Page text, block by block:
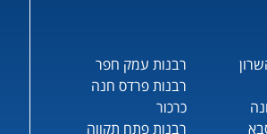
רבנות עמק חפר
רבנות פרדס חנה
כרכור
רבנות פתח תקווה